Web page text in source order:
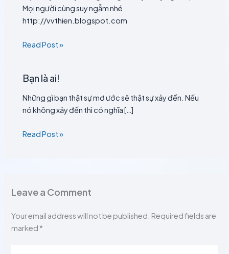
Mọi người cùng suy ngẫm nhé
http://vvthien.blogspot.com
Read Post »
Bạn là ai!
Những gì bạn thật sự mơ ước sẽ thật sự xảy đến. Nếu
nó không xảy đến thì có nghĩa […]
Read Post »
Leave a Comment
Your email address will not be published. Required fields are
marked *